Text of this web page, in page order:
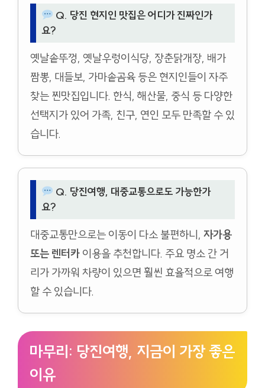
Q. 당진 현지인 맛집은 어디가 진짜인가
요?
옛날솥뚜껑, 옛날우렁이식당, 장춘닭개장, 배가
짬뽕, 대들보, 가마솥곰육 등은 현지인들이 자주
찾는 찐맛집입니다. 한식, 해산물, 중식 등 다양한
선택지가 있어 가족, 친구, 연인 모두 만족할 수 있
습니다.
Q. 당진여행, 대중교통으로도 가능한가
요?
대중교통만으로는 이동이 다소 불편하니, 자가용
또는 렌터카 이용을 추천합니다. 주요 명소 간 거
리가 가까워 차량이 있으면 훨씬 효율적으로 여행
할 수 있습니다.
마무리: 당진여행, 지금이 가장 좋은
이유